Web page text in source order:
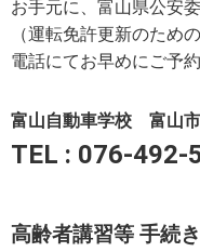
お手元に、富山県公安
（運転免許更新のため
電話にてお早めにご予
富山自動車学校 富山
TEL : 076-492-
高齢者講習等 手続